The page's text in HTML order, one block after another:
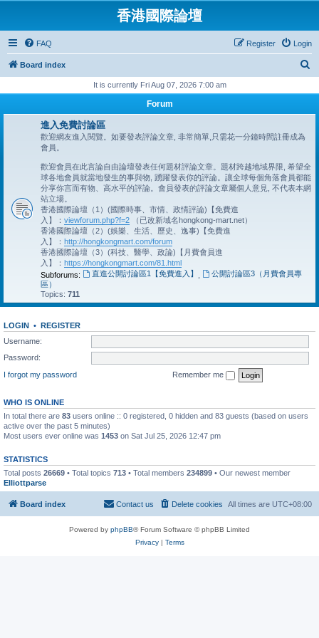
香港國際論壇
FAQ Login
Register
Board index
r
It is currently Fri Aug 07, 2026 7:00 am
Forum
進入免費討論區
歡迎網友進入閱覽。如要發表評論文章, 非常簡單,只需花一分鐘時間註冊成為
會員。
歡迎會員在此言論自由論壇發表任何題材評論文章。題材跨越地域界限, 希望全
球各地會員就當地發生的事與物, 踴躍發表你的評論。讓全球每個角落會員都能
分享你言而有物、高水平的評論。會員發表的評論文章屬個人意見, 不代表本網
站立場。
香港國際論壇（1）(國際時事、市情、政情評論)【免費進
入】： viewforum.php?f=2 （已改新域名hongkong-mart.net）
香港國際論壇（2）(娛樂、生活、歷史、逸事)【免費進
入】： http://hongkongmart.com/forum
香港國際論壇（3）(科技、醫學、政論)【月費會員進
入】： https://hongkongmart.com/81.html
Subforums:
直進公開討論區1【免費進入】
公開討論區3（月費會員專
區）
Topics: 711
LOGIN • REGISTER
Username:
Password:
I forgot my password
Remember me
WHO IS ONLINE
In total there are 83 users online :: 0 registered, 0 hidden and 83 guests (based on users
active over the past 5 minutes)
Most users ever online was 1453 on Sat Jul 25, 2026 12:47 pm
STATISTICS
Total posts 26669 • Total topics 713 • Total members 234899 • Our newest member
Elliottparse
Board index All times are UTC+08:00
Delete cookies
Contact us
Powered by phpBB® Forum Software © phpBB Limited
Privacy| Terms